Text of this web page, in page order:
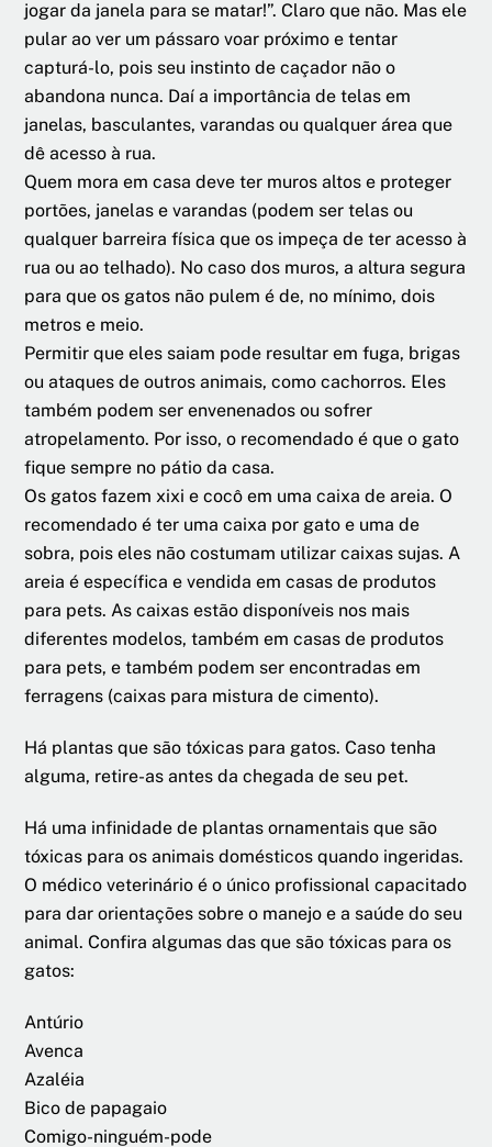
jogar da janela para se matar!”. Claro que não. Mas ele
pular ao ver um pássaro voar próximo e tentar
capturá-lo, pois seu instinto de caçador não o
abandona nunca. Daí a importância de telas em
janelas, basculantes, varandas ou qualquer área que
dê acesso à rua.
Quem mora em casa deve ter muros altos e proteger
portões, janelas e varandas (podem ser telas ou
qualquer barreira física que os impeça de ter acesso à
rua ou ao telhado). No caso dos muros, a altura segura
para que os gatos não pulem é de, no mínimo, dois
metros e meio.
Permitir que eles saiam pode resultar em fuga, brigas
ou ataques de outros animais, como cachorros. Eles
também podem ser envenenados ou sofrer
atropelamento. Por isso, o recomendado é que o gato
fique sempre no pátio da casa.
Os gatos fazem xixi e cocô em uma caixa de areia. O
recomendado é ter uma caixa por gato e uma de
sobra, pois eles não costumam utilizar caixas sujas. A
areia é específica e vendida em casas de produtos
para pets. As caixas estão disponíveis nos mais
diferentes modelos, também em casas de produtos
para pets, e também podem ser encontradas em
ferragens (caixas para mistura de cimento).
Há plantas que são tóxicas para gatos. Caso tenha
alguma, retire-as antes da chegada de seu pet.
Há uma infinidade de plantas ornamentais que são
tóxicas para os animais domésticos quando ingeridas.
O médico veterinário é o único profissional capacitado
para dar orientações sobre o manejo e a saúde do seu
animal. Confira algumas das que são tóxicas para os
gatos:
Antúrio
Avenca
Azaléia
Bico de papagaio
Comigo-ninguém-pode